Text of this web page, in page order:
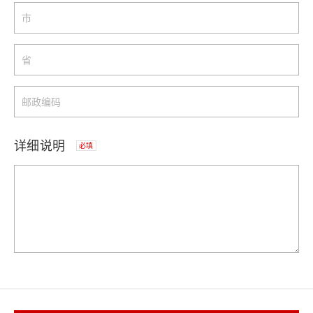
详细说明 必填